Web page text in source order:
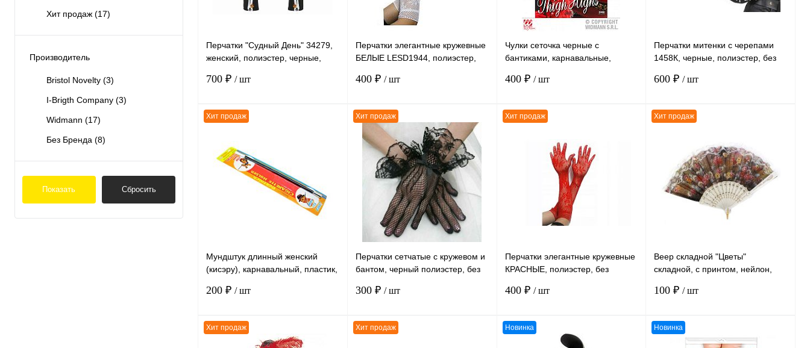
Хит продаж (17)
Производитель
Bristol Novelty (3)
I-Brigth Company (3)
Widmann (17)
Без Бренда (8)
Показать Сбросить
Перчатки "Судный День" 34279,
женский, полиэстер, черные,
700 ₽ / шт
К сравнению
В избранное
наличии
Перчатки элегантные кружевные
БЕЛЫЕ LESD1944, полиэстер,
400 ₽ / шт
В корзину
К сравнению
В избранное
наличии
Чулки сеточка черные с
бантиками, карнавальные,
400 ₽ / шт
К сравнению
наличии
Перчатки митенки с черепами
1458К, черные, полиэстер, без
600 ₽/ шт
К сравнению
В избранное
наличии
Хит продаж
Мундштук длинный женский
(кисэру), карнавальный, пластик,
200 ₽ / шт
В корзину
Хит продаж
Перчатки сетчатые с кружевом и
бантом, черный полиэстер, без
300 ₽ / шт
Хит продаж
Перчатки элегантные кружевные
КРАСНЫЕ, полиэстер, без
400 ₽ / шт
Хит продаж
Веер складной "Цветы"
складной, с принтом, нейлон,
100 ₽/ шт
В корзину
Хит продаж Хит продаж Новинка Новинка